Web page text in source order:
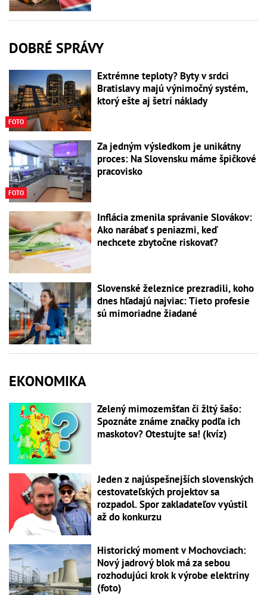
DOBRÉ SPRÁVY
FOTO
Extrémne teploty? Byty v srdci
Bratislavy majú výnimočný systém,
ktorý ešte aj šetrí náklady
FOTO
Za jedným výsledkom je unikátny
proces: Na Slovensku máme špičkové
pracovisko
Inflácia zmenila správanie Slovákov:
Ako narábať s peniazmi, keď
nechcete zbytočne riskovať?
Slovenské železnice prezradili, koho
dnes hľadajú najviac: Tieto profesie
sú mimoriadne žiadané
EKONOMIKA
Zelený mimozemšťan či žltý šašo:
Spoznáte známe značky podľa ich
maskotov? Otestujte sa! (kvíz)
Jeden z najúspešnejších slovenských
cestovateľských projektov sa
rozpadol. Spor zakladateľov vyústil
až do konkurzu
Historický moment v Mochovciach:
Nový jadrový blok má za sebou
rozhodujúci krok k výrobe elektriny
(foto)